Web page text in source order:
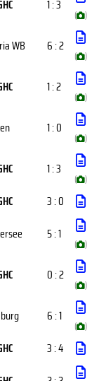
1 : 3
( )
WB 6 : 2
( )
1 : 2
( )
1 : 0
( )
1 : 3
( )
3 : 0
5 : 1
( )
0 : 2
( )
6 : 1
( )
3 : 4